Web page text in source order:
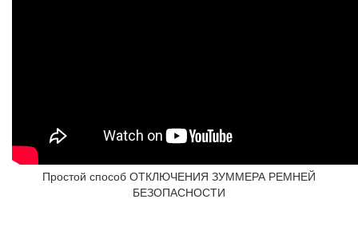
Простой способ ОТКЛЮЧЕНИЯ ЗУММЕРА РЕМНЕЙ
БЕЗОПАСНОСТИ